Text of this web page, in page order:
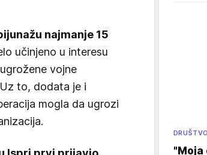
najmanje 15
učinjeno u interesu
vojne
to, dodata je i
mogla da ugrozi
DRUŠTVO
"Moja